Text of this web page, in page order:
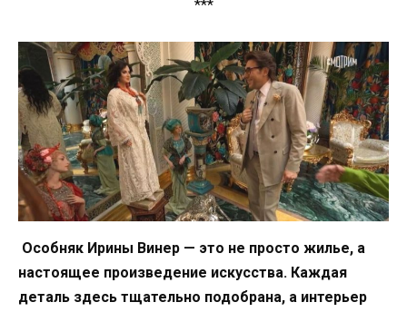
***
Особняк Ирины Винер — это не просто жилье, а
настоящее произведение искусства. Каждая
деталь здесь тщательно подобрана, а интерьер